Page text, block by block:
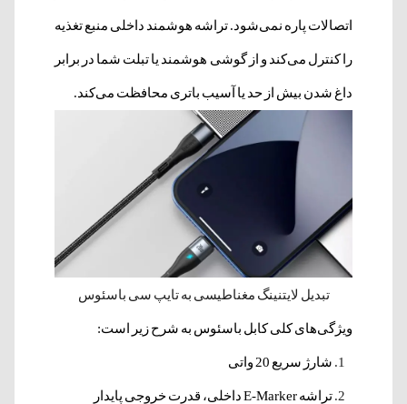
اتصالات پاره نمی‌شود. تراشه هوشمند داخلی منبع تغذیه
را کنترل می‌کند و از گوشی هوشمند یا تبلت شما در برابر
داغ شدن بیش از حد یا آسیب باتری محافظت می‌کند.
تبدیل لایتنینگ مغناطیسی به تایپ سی باسئوس
ویژگی‌های کلی کابل باسئوس به شرح زیر است:
شارژ سریع 20 واتی
تراشه E-Marker داخلی، قدرت خروجی پایدار